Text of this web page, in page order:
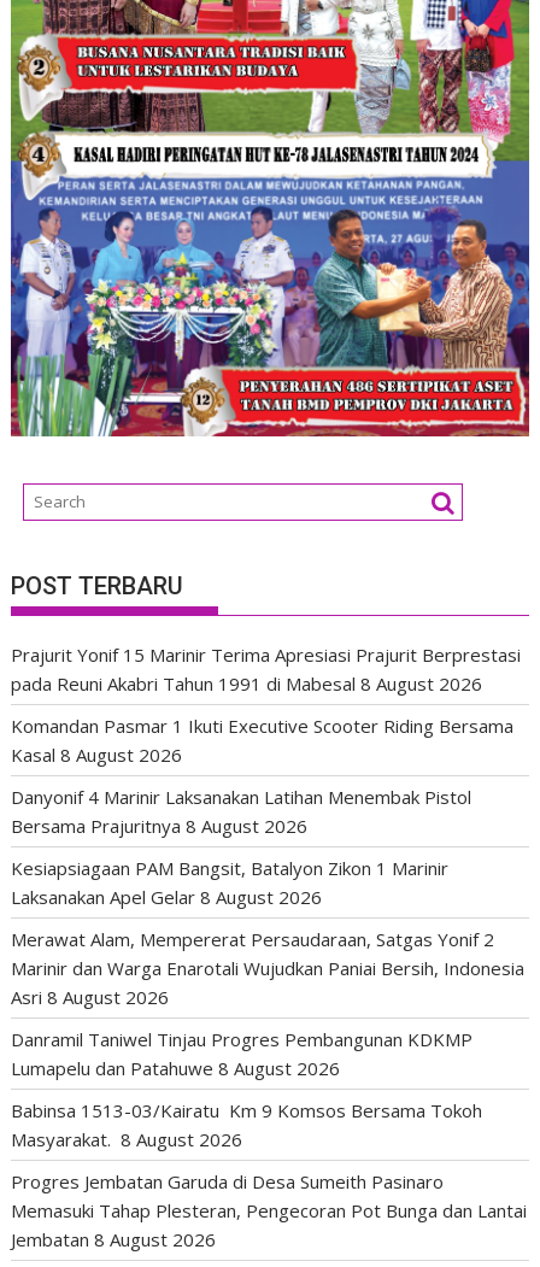
POST TERBARU
Prajurit Yonif 15 Marinir Terima Apresiasi Prajurit Berprestasi
pada Reuni Akabri Tahun 1991 di Mabesal 8 August 2026
Komandan Pasmar 1 Ikuti Executive Scooter Riding Bersama
Kasal 8 August 2026
Danyonif 4 Marinir Laksanakan Latihan Menembak Pistol
Bersama Prajuritnya 8 August 2026
Kesiapsiagaan PAM Bangsit, Batalyon Zikon 1 Marinir
Laksanakan Apel Gelar 8 August 2026
Merawat Alam, Mempererat Persaudaraan, Satgas Yonif 2
Marinir dan Warga Enarotali Wujudkan Paniai Bersih, Indonesia
Asri 8 August 2026
Danramil Taniwel Tinjau Progres Pembangunan KDKMP
Lumapelu dan Patahuwe 8 August 2026
Babinsa 1513-03/Kairatu Km 9 Komsos Bersama Tokoh
Masyarakat. 8 August 2026
Progres Jembatan Garuda di Desa Sumeith Pasinaro
Memasuki Tahap Plesteran, Pengecoran Pot Bunga dan Lantai
Jembatan 8 August 2026